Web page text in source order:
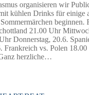
organisieren wir
kühlen Drinks für einige
beginnen.
21.00 Uhr
Donnerstag, 20.6.
Frankreich vs. Polen
herzliche…